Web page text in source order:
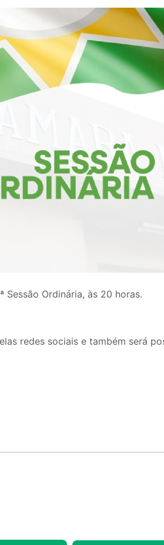
Ordinária, às 20 horas.
redes sociais e também será